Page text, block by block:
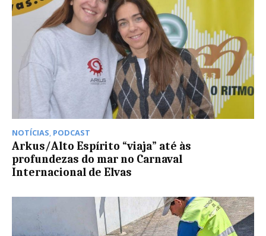
NOTÍCIAS PODCAST
Arkus/Alto Espírito “viaja” até às
profundezas do mar no Carnaval
Internacional de Elvas